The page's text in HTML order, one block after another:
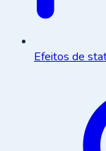
Efeitos de